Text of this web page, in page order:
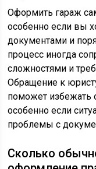
Оформить гараж
особенно если вы
документами и
процесс иногда
сложностями и
Обращение к
поможет избежать
особенно если
проблемы с
Сколько